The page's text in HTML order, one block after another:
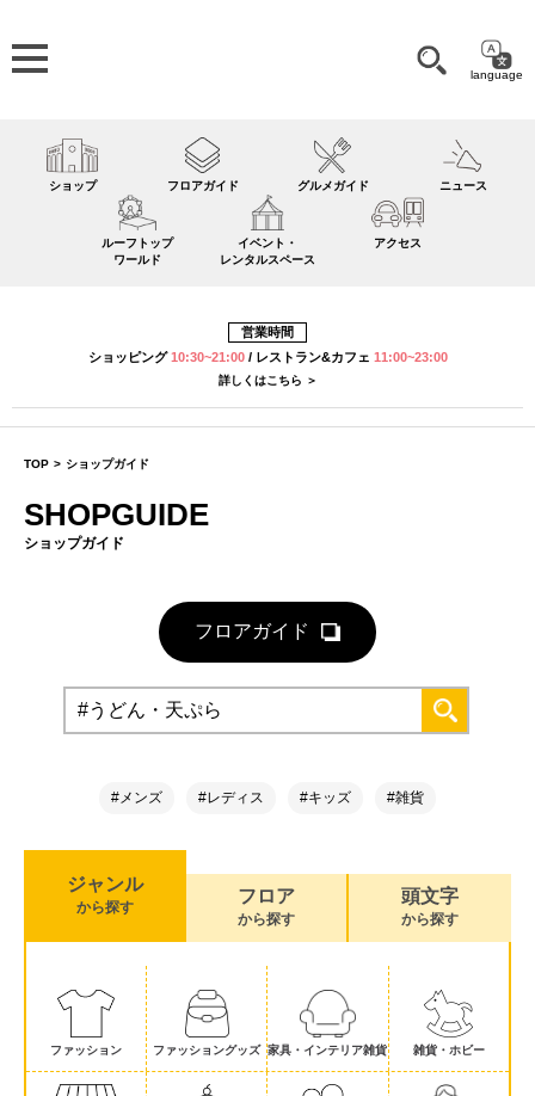
language
ショップ フロアガイド グルメガイド ニュース
ルーフトップ
ワールド
イベント・
レンタルスペース
アクセス
営業時間
ショッピング10:30~21:00 / レストラン&カフェ 11:00~23:00
詳しくはこちら ＞
TOP > ショップガイド
SHOPGUIDE
ショップガイド
フロアガイド
#メンズ #レディス #キッズ #雑貨
ジャンル
から探す
フロア
から探す
頭文字
から探す
ファッション ファッショングッズ 家具・インテリア雑貨 雑貨・ホビー